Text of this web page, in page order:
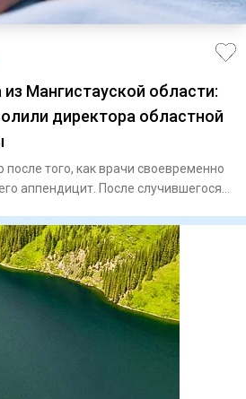
Мангистауской области:
директора областной
того, как врачи своевременно
аппендицит. После случившегося